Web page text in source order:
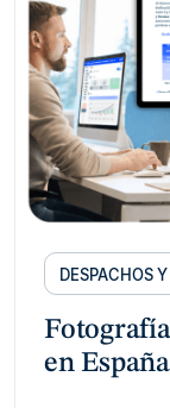
DESPACHOS
en